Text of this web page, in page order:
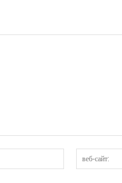
электрондық
пошта:*